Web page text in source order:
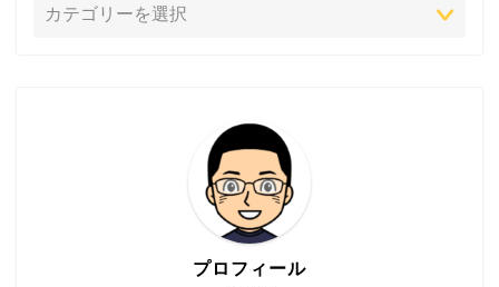
プロフィール